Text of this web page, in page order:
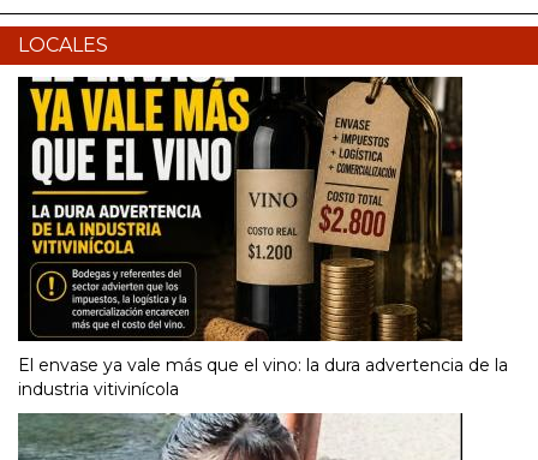
LOCALES
El envase ya vale más que el vino: la dura advertencia de la
industria vitivinícola